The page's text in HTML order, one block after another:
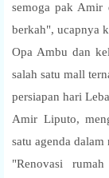
semoga pak Amir
berkah", ucapnya
Opa Ambu dan
salah satu mall
persiapan hari
Amir Liputo,
satu agenda
"Renovasi